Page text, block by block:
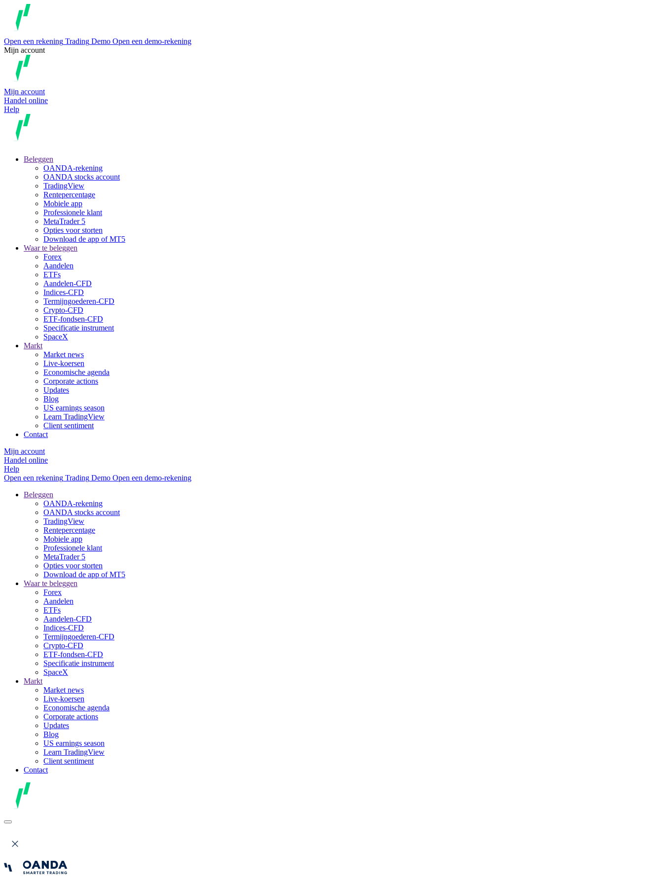
Open een rekening Trading Demo Open een demo-rekening
Mijn account
Mijn account
Handel online
Help
Beleggen
OANDA-rekening
OANDA stocks account
TradingView
Rentepercentage
Mobiele app
Professionele klant
MetaTrader 5
Opties voor storten
Download de app of MT5
Waar te beleggen
Forex
Aandelen
ETFs
Aandelen-CFD
Indices-CFD
Termijngoederen-CFD
Crypto-CFD
ETF-fondsen-CFD
Specificatie instrument
SpaceX
Markt
Market news
Live-koersen
Economische agenda
Corporate actions
Updates
Blog
US earnings season
Learn TradingView
Client sentiment
Contact
Mijn account
Handel online
Help
Open een rekening Trading Demo Open een demo-rekening
Beleggen
OANDA-rekening
OANDA stocks account
TradingView
Rentepercentage
Mobiele app
Professionele klant
MetaTrader 5
Opties voor storten
Download de app of MT5
Waar te beleggen
Forex
Aandelen
ETFs
Aandelen-CFD
Indices-CFD
Termijngoederen-CFD
Crypto-CFD
ETF-fondsen-CFD
Specificatie instrument
SpaceX
Markt
Market news
Live-koersen
Economische agenda
Corporate actions
Updates
Blog
US earnings season
Learn TradingView
Client sentiment
Contact